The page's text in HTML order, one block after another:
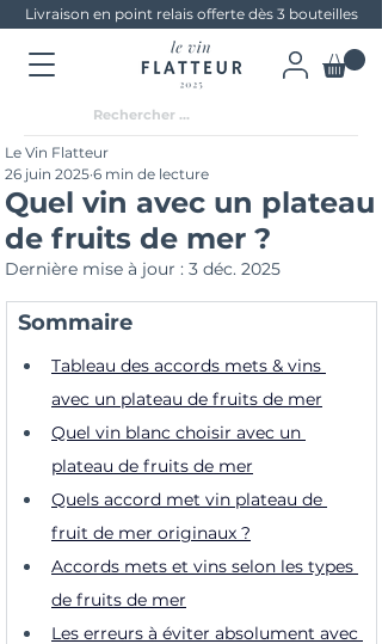
Livraison en point relais offerte dès 3 bouteilles
Quel vin avec un plateau
de fruits de mer ?
Le Vin Flatteur
26 juin 2025 6 min de lecture
Dernière mise à jour : 3 déc. 2025
Sommaire
Tableau des accords mets & vins
avec un plateau de fruits de mer
Quel vin blanc choisir avec un
plateau de fruits de mer
Quels accord met vin plateau de
fruit de mer originaux ?
Accords mets et vins selon les types
de fruits de mer
Les erreurs à éviter absolument avec